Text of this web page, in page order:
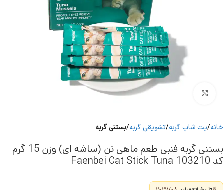
برای بزرگنمایی کلیک کنید
خانه پت شاپ گربه تشویقی گربه بستنی گربه
بستنی گربه فنبی طعم ماهی تن (ساشه ای) وزن 15 گرم
کد 103210 Faenbei Cat Stick Tuna